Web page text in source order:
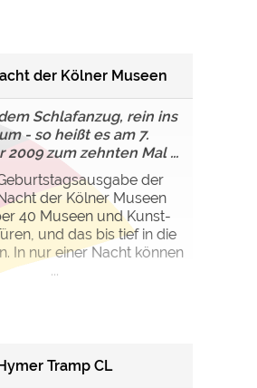
der Kölner Museen
Schlafanzug, rein ins
- so heißt es am 7.
2009 zum zehnten Mal ...
der
der Kölner Museen
40 Museen und Kunst-
und das bis tief in die
In nur einer Nacht können
...
Tramp CL